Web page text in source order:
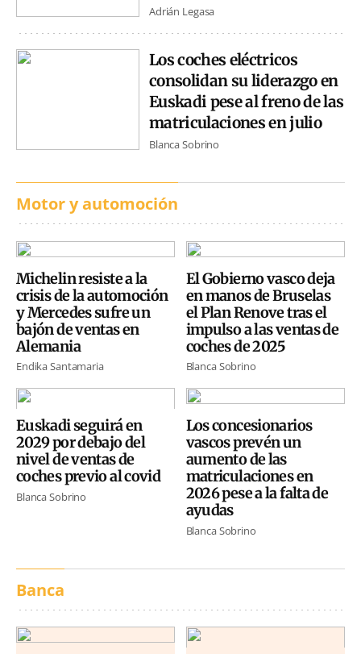
Adrián Legasa
Los coches eléctricos
consolidan su liderazgo en
Euskadi pese al freno de las
matriculaciones en julio
Blanca Sobrino
Motor y automoción
Michelin resiste a la
crisis de la automoción
y Mercedes sufre un
bajón de ventas en
Alemania
Endika Santamaria
El Gobierno vasco deja
en manos de Bruselas
el Plan Renove tras el
impulso a las ventas de
coches de 2025
Blanca Sobrino
Euskadi seguirá en
2029 por debajo del
nivel de ventas de
coches previo al covid
Blanca Sobrino
Los concesionarios
vascos prevén un
aumento de las
matriculaciones en
2026 pese a la falta de
ayudas
Blanca Sobrino
Banca